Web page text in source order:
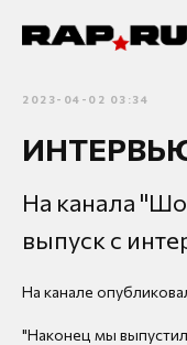
2023-04-02 03:34
ИНТЕРВЬЮ
На канала
выпуск с
На канале
"Наконец мы